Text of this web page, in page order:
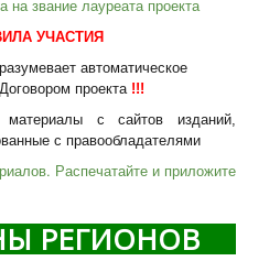
на звание лауреата проекта
УЧАСТИЯ
автоматическое
проекта !!!
материалы с сайтов изданий,
с правообладателями
Распечатайте и приложите
РЕГИОНОВ